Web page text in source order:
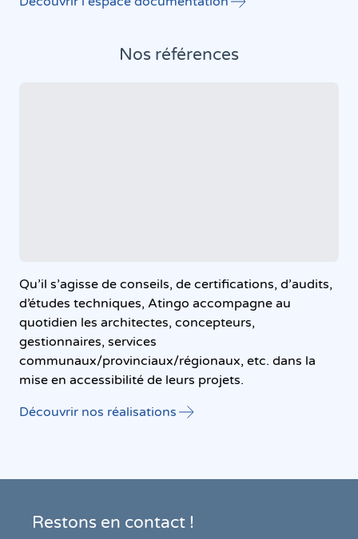
Nos références
Qu’il s’agisse de conseils, de certifications, d’audits,
d’études techniques, Atingo accompagne au
quotidien les architectes, concepteurs,
gestionnaires, services
communaux/provinciaux/régionaux, etc. dans la
mise en accessibilité de leurs projets.
Découvrir nos réalisations
Restons en contact !